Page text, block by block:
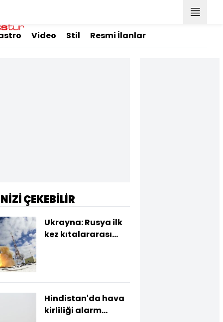
Video Stil Resmi İlanlar
ÇEKEBİLİR
Ukrayna: Rusya ilk
kez kıtalararası
Hindistan'da hava
kirliliği alarm